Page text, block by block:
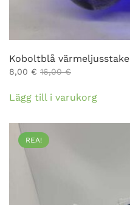
Koboltblå värmeljusstake
8,00 € 16,00€
Lägg till i varukorg
REA!